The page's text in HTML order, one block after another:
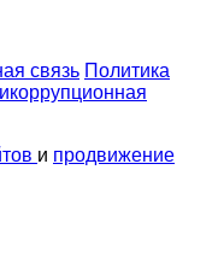
связь Политика
и продвижение